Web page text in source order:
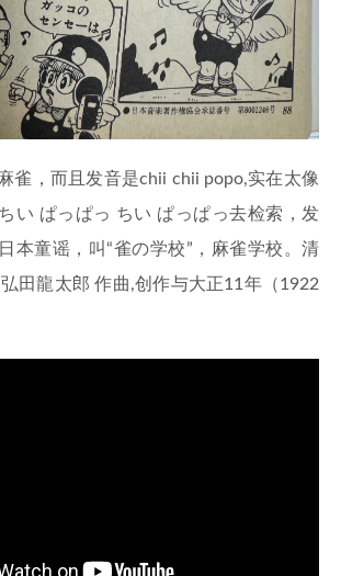
雀，而且发音是chii chii popo,实在太像
い ぱっぱっ ちい ぱっぱっ去检索，发
本童谣，叫“雀の学校”，麻雀学校。清
田龍太郎 作曲,创作与大正11年（1922